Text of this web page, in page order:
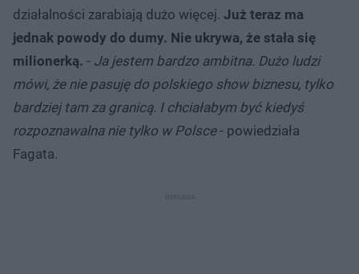
działalności zarabiają dużo więcej. Już teraz ma
jednak powody do dumy. Nie ukrywa, że stała się
milionerką. - Ja jestem bardzo ambitna. Dużo ludzi
mówi, że nie pasuję do polskiego show biznesu, tylko
bardziej tam za granicą. I chciałabym być kiedyś
rozpoznawalna nie tylko w Polsce- powiedziała
Fagata.